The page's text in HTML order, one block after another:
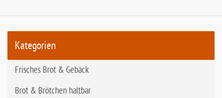
Kategorien
Frisches Brot & Gebäck
Brot & Brötchen haltbar